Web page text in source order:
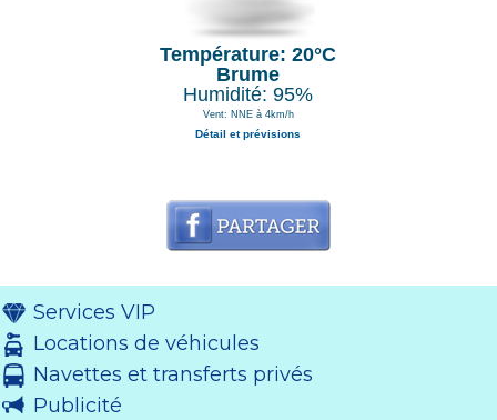
Température: 20°C
Brume
Humidité: 95%
Vent: NNE à 4km/h
Détail et prévisions
Services VIP
Locations de véhicules
Navettes et transferts privés
Publicité